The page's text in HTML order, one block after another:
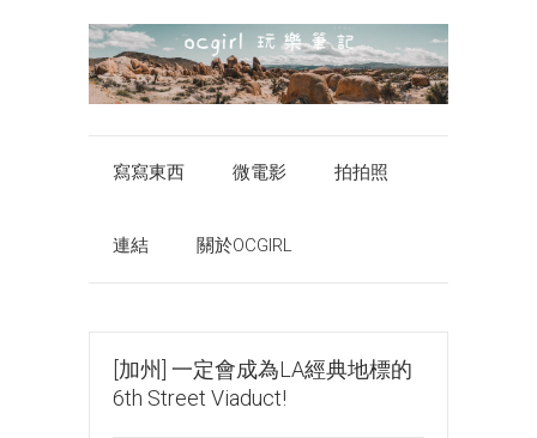
寫寫東西 微電影 拍拍照
連結 關於OCGIRL
[加州] 一定會成為LA經典地標的
6th Street Viaduct!